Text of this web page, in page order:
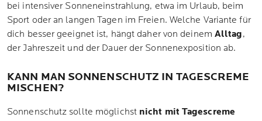
bei intensiver Sonneneinstrahlung, etwa im Urlaub, beim
Sport oder an langen Tagen im Freien. Welche Variante für
dich besser geeignet ist, hängt daher von deinem Alltag,
der Jahreszeit und der Dauer der Sonnenexposition ab.
KANN MAN SONNENSCHUTZ IN TAGESCREME
MISCHEN?
Sonnenschutz sollte möglichst nicht mit Tagescreme